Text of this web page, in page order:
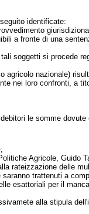
identificate:
a fronte di una
soggetti si procede
agricolo nazionale)
nei loro confronti, a
le somme
Agricole, Guido
rateizzazione delle
trattenuti a
esattoriali per il
alla stipula